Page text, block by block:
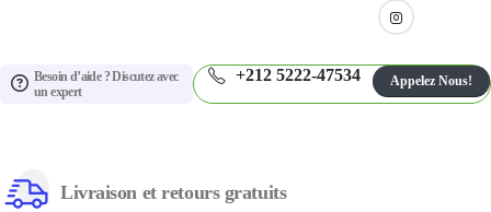
Besoin d’aide ? Discutez avec
un expert
+212 5222-47534 Appelez Nous!
Livraison et retours gratuits